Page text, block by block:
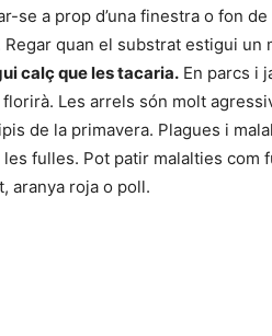
se a prop d’una finestra o fon
quan el substrat estigui
calç que les tacaria. En parcs i
Les arrels són molt
de la primavera. Plagues i
fulles. Pot patir malalties com
aranya roja o poll.